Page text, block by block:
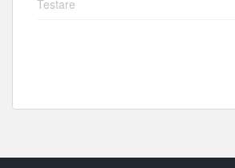
Testare